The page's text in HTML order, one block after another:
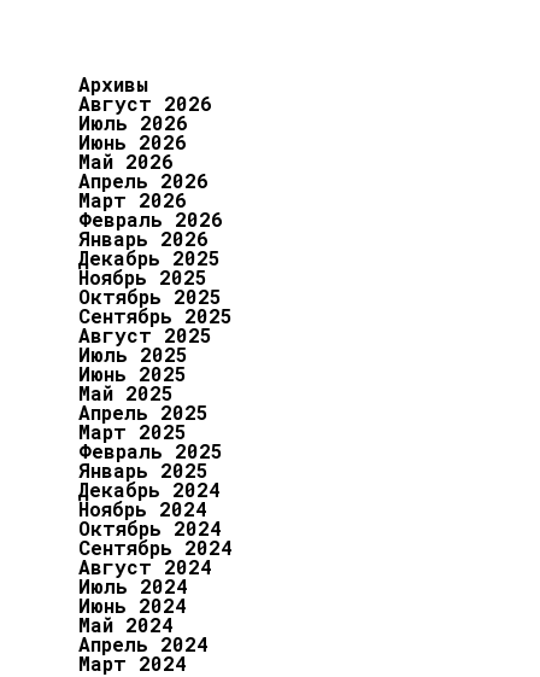
Архивы
Август 2026
Июль 2026
Июнь 2026
Май 2026
Апрель 2026
Март 2026
Февраль 2026
Январь 2026
Декабрь 2025
Ноябрь 2025
Октябрь 2025
Сентябрь 2025
Август 2025
Июль 2025
Июнь 2025
Май 2025
Апрель 2025
Март 2025
Февраль 2025
Январь 2025
Декабрь 2024
Ноябрь 2024
Октябрь 2024
Сентябрь 2024
Август 2024
Июль 2024
Июнь 2024
Май 2024
Апрель 2024
Март 2024